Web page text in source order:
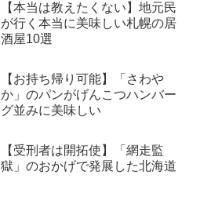
【本当は教えたくない】地元民
が行く本当に美味しい札幌の居
酒屋10選
【お持ち帰り可能】「さわや
か」のパンがげんこつハンバー
グ並みに美味しい
【受刑者は開拓使】「網走監
獄」のおかげで発展した北海道